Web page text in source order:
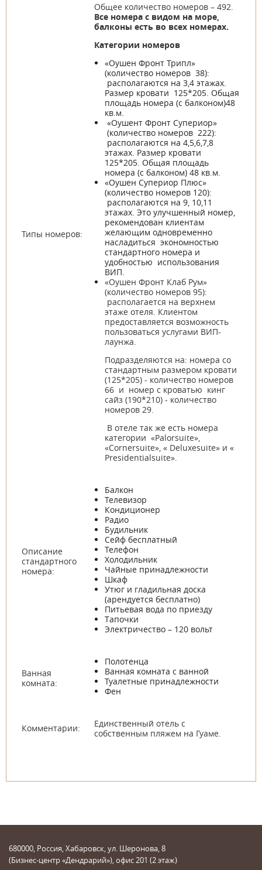
Типы номеров:
Общее количество номеров – 492.
Все номера с видом на море,
балконы есть во всех номерах.
Категории номеров
«Оушен Фронт Трипл»
(количество номеров 38):
располагаются на 3,4 этажах.
Размер кровати 125*205. Общая
площадь номера (с балконом)48
кв.м.
«Оушент Фронт Супериор»
(количество номеров 222):
располагаются на 4,5,6,7,8
этажах. Размер кровати
125*205. Общая площадь
номера (с балконом) 48 кв.м.
«Оушен Супериор Плюс»
(количество номеров 120):
располагаются на 9, 10,11
этажах. Это улучшенный номер,
рекомендован клиентам
желающим одновременно
насладиться экономностью
стандартного номера и
удобностью использования
ВИП.
«Оушен Фронт Клаб Рум»
(количество номеров 95):
располагается на верхнем
этаже отеля. Клиентом
предоставляется возможность
пользоваться услугами ВИП-
лаунжа.
Подразделяются на: номера со
стандартным размером кровати
(125*205) - количество номеров
66 и номер с кроватью кинг
сайз (190*210) - количество
номеров 29.
В отеле так же есть номера
категории «Palorsuite»,
«Cornersuite», « Deluxesuite» и «
Presidentialsuite».
Описание
стандартного
номера:
Балкон
Телевизор
Кондиционер
Радио
Будильник
Сейф бесплатный
Телефон
Холодильник
Чайные принадлежности
Шкаф
Утюг и гладильная доска
(арендуется бесплатно)
Питьевая вода по приезду
Тапочки
Электричество – 120 вольт
Ванная
комната:
Полотенца
Ванная комната с ванной
Туалетные принадлежности
Фен
Комментарии:
Единственный отель с
собственным пляжем на Гуаме.
680000, Россия, Хабаровск, ул. Шеронова, 8
(Бизнес-центр «Дендрарий»), офис 201 (2 этаж)